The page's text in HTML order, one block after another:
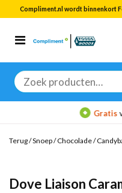
Compliment.nl wordt binnenkort
Zoeken
naar:
Bekijk
Gratis
Terug/Snoep/Chocolade/
Dove Liaison